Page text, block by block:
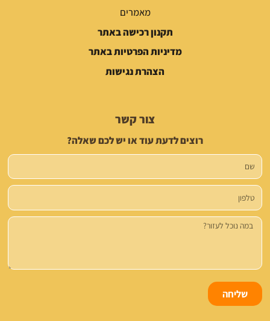
מאמרים
תקנון רכישה באתר
מדיניות הפרטיות באתר
הצהרת נגישות
צור קשר
רוצים לדעת עוד או יש לכם שאלה?
שם
טלפון
הודעה
שליחה